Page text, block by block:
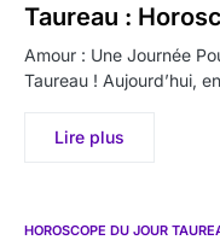
Taureau :
Amour : Une Journée
Taureau ! Aujourd’hui,
Lire plus
HOROSCOPE DU JOUR